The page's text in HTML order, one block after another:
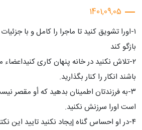
1401,09,05
١-اورا تشویق کنید تا ماجرا را کامل و با
بازگو كند
٢-تلاش نکنید در خانه پنهان کاری کنیداعضاء
باشند انکار را کنار بگذارید.
٣-به فرزندتان اطمينان بدهيد كه أو مقصر
است اورا سرزنش نکنید.
٤-در او احساس گناه إيجاد نكنيد تایید این